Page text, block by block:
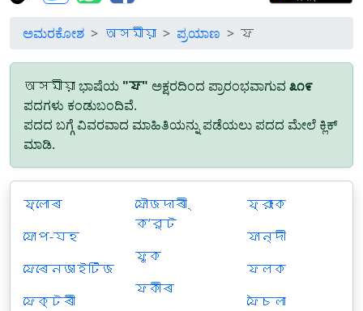
ಅಮರಕೋಶ অসমীয়া ಪ್ರಯಾಣ ফ
অসমীয়া ಭಾಷೆಯ "ফ" ಅಕ್ಷರದಿಂದ ಪ್ರಾರಂಭವಾಗುವ೩೧೯
ಪದಗಳು ಕಂಡುಬಂದಿವೆ.
ಪದದ ಬಗ್ಗೆ ವಿವರವಾದ ಮಾಹಿತಿಯನ್ನು ಪಡೆಯಲು ಪದದ ಮೇಲೆ ಕ್ಲಿಕ್
ಮಾಡಿ.
ফ্লোৰ
ফোপ-যহ
ফেৰেনজাইটিজ
ফেক্টৰী
ফৌজদাৰী ্
কʼর্ট
ফুক
ফকীৰ
ফ্রাংক
ফান্দী
ফলক
ফৈচলা